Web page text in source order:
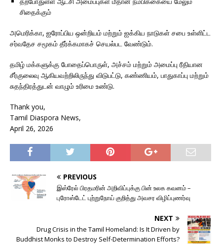
சிதைக்கும்
அமெரிக்கா, ஐரோப்பிய ஒன்றியம் மற்றும் ஐக்கிய நாடுகள் சபை உள்ளிட்ட
சர்வதேச சமூகம் தீர்க்கமாகச் செயல்பட வேண்டும்.
தமிழ் மக்களுக்கு போதைப்பொருள், அச்சம் மற்றும் அமைப்பு ரீதியான
சீர்குலைவு ஆகியவற்றிலிருந்து விடுபட்டு, கண்ணியம், பாதுகாப்பு மற்றும்
சுதந்திரத்துடன் வாழும் உரிமை உண்டு.
Thank you,
Tamil Diaspora News,
April 26, 2026
PREVIOUS
இஸ்ரேல் பிரதமரின் அறிவிப்புக்கு பின் உலக கவனம் –
புரோஸ்டேட் புற்றுநோய் குறித்து அவசர விழிப்புணர்வு
NEXT
Drug Crisis in the Tamil Homeland: Is It Driven by
Buddhist Monks to Destroy Self-Determination Efforts?